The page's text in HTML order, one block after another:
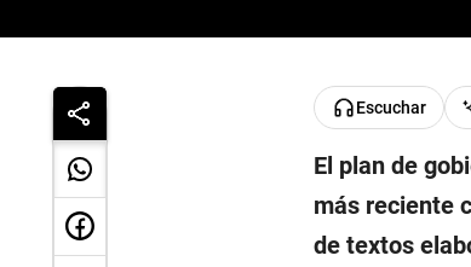
Escuchar
El plan de
más reciente
de textos